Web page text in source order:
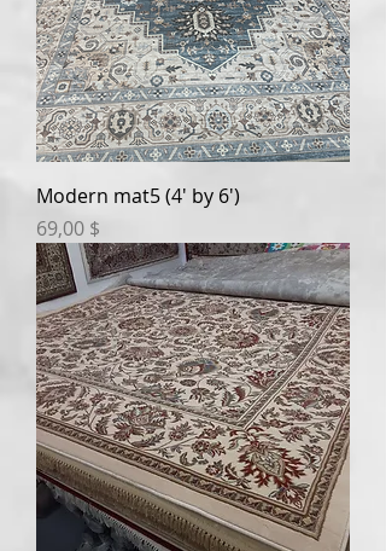
Modern mat5 (4' by 6')
Prix
69,00 $